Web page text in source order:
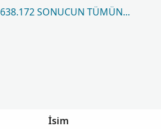
638.172 SONUCUN TÜMÜNÜ
İsim